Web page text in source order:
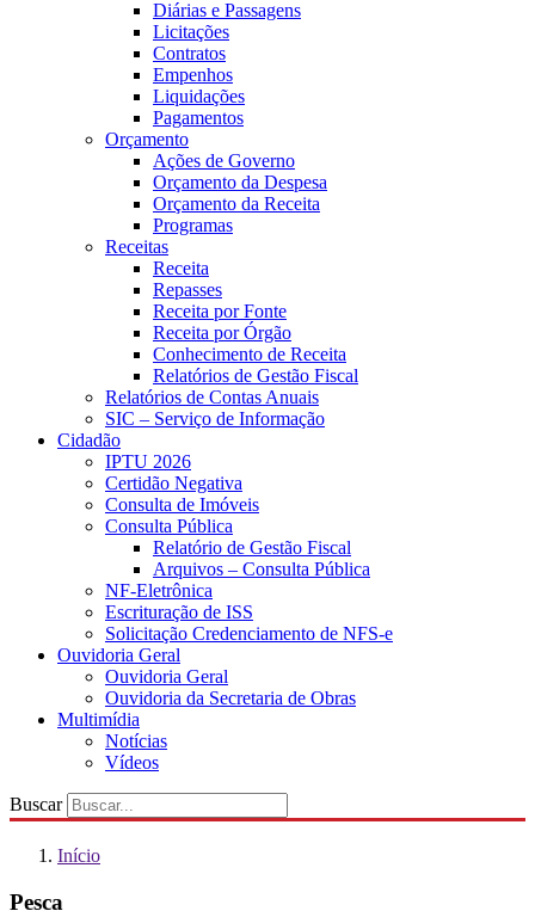
Diárias e Passagens
Licitações
Contratos
Empenhos
Liquidações
Pagamentos
Orçamento
Ações de Governo
Orçamento da Despesa
Orçamento da Receita
Programas
Receitas
Receita
Repasses
Receita por Fonte
Receita por Órgão
Conhecimento de Receita
Relatórios de Gestão Fiscal
Relatórios de Contas Anuais
SIC – Serviço de Informação
Cidadão
IPTU 2026
Certidão Negativa
Consulta de Imóveis
Consulta Pública
Relatório de Gestão Fiscal
Arquivos – Consulta Pública
NF-Eletrônica
Escrituração de ISS
Solicitação Credenciamento de NFS-e
Ouvidoria Geral
Ouvidoria Geral
Ouvidoria da Secretaria de Obras
Multimídia
Notícias
Vídeos
Buscar
Início
Pesca